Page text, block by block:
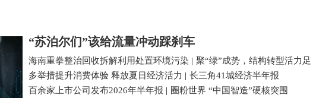
“苏泊尔们”该给流量冲动踩刹车
海南重拳整治回收拆解利用处置环境污染 | 聚“绿”成势，结构转型活力足
多举措提升消费体验 释放夏日经济活力 | 长三角41城经济半年报
百余家上市公司发布2026年半年报 | 圈粉世界 “中国智造”硬核突围